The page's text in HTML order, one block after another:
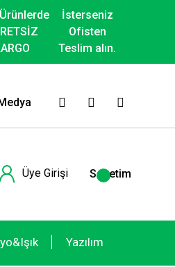
İsterseniz
Ofisten
Teslim alın.
Üye Girişi Sepetim
Yazılım